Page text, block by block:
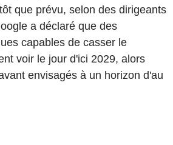
que prévu, selon des dirigeants
a déclaré que des
capables de casser le
voir le jour d'ici 2029, alors
envisagés à un horizon d'au